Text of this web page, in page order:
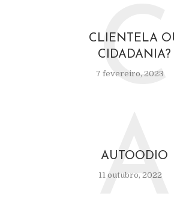
CLIENTELA
CIDADANIA?
7 fevereiro, 2023
C
AUTOODIO
11 outubro, 2022
A